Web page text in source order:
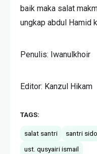
baik maka salat
ungkap abdul Hamid
Penulis: Iwanulkhoir
Editor: Kanzul Hikam
TAGS:
salat santri santri
ust. qusyairi ismail